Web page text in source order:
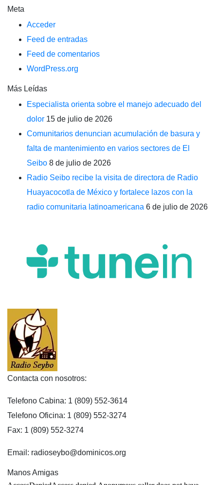
Meta
Acceder
Feed de entradas
Feed de comentarios
WordPress.org
Más Leídas
Especialista orienta sobre el manejo adecuado del
dolor 15 de julio de 2026
Comunitarios denuncian acumulación de basura y
falta de mantenimiento en varios sectores de El
Seibo 8 de julio de 2026
Radio Seibo recibe la visita de directora de Radio
Huayacocotla de México y fortalece lazos con la
radio comunitaria latinoamericana 6 de julio de 2026
Contacta con nosotros:
Telefono Cabina: 1 (809) 552-3614
Telefono Oficina: 1 (809) 552-3274
Fax: 1 (809) 552-3274
Email: radioseybo@dominicos.org
Manos Amigas